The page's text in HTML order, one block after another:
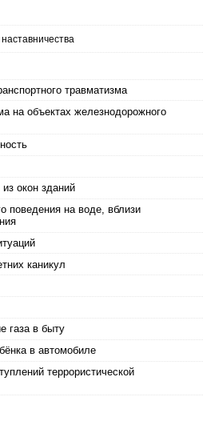
травматизма
на объектах железнодорожного
окон зданий
поведения на воде, вблизи
каникул
газа в быту
в автомобиле
террористической